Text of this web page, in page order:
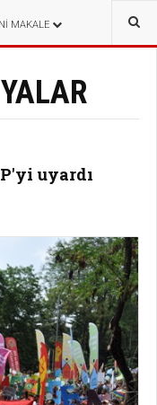
MAKALE
uyardı